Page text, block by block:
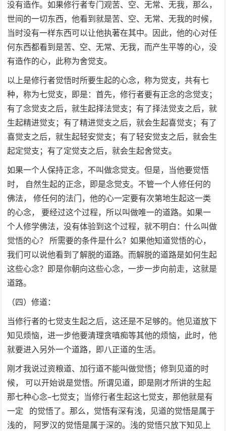
没有造作。如果修行者专门观苦、空、无常、无我，那么，
世间的一切东西，他看到就是苦、空、无常、无我的时候，
当时没有一样东西可以让他执著在其中。因此，他的心对任
何东西都看到是苦、空、无常、无我，而产生平等的心，没
有造作的心，此称为舍觉支。
以上是修行者觉悟时所要生起的心念，称为觉支，共有七
种，称为七觉支，即是：首先，修行者要有正念的念觉支；
有了念觉支之后，就生起择法觉支；有了择法觉支之后，就
生起精进觉支；有了精进觉支之后，就会生起喜觉支；有了
喜觉支之后，就生起轻安觉支；有了轻安觉支之后，就会生
起定觉支；有了定觉支之后，就会生起舍觉支。
如果一个人保持正念，不叫做念觉支。但是，当他要觉悟
时， 自然生起的正念，即是念觉支。不管一个人修任何的
佛法， 修任何的法门，他的心一定要有次第地生起这一类
的心念， 要经过这个过程，所以叫做唯一的道路。如果一
个人修学佛法，没有体验到这个过程，就不明白：什么叫做
觉悟的心？ 所需要的条件是什么？如果他知道觉悟的心，
我们可以说他看到了解脱的道路。而解脱的道路是如何生起
这些心念？即是你朝向这些心念，一步一步向前走，这就是
道路。
（四）修道：
当修行者的七觉支生起之后，这还是不足够的。他见道放下
知见烦恼，进一步他要清理贪嗔痴等其他的烦恼，此时，他
就要进入另外一个道路，即八正道的生活。
刚才我说过资粮道、加行道不能叫做觉悟；修到见道的时
候， 可以开始说是觉悟。所谓见道，即是刚才所讲的生起
那七种心念–七觉支；当修行者生起这七觉支，那他就是有
一定 的觉悟了。那么，觉悟有深有浅，见道的觉悟是属于
浅的， 阿罗汉的觉悟是属于深的。浅的觉悟只放下知见上